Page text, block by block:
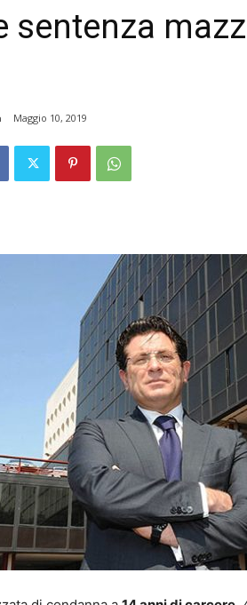
sentenza
Maggio 10, 2019